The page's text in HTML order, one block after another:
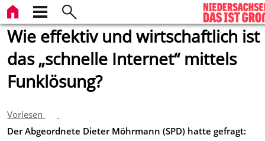
Wie effektiv und wirtschaftlich ist
das „schnelle Internet“ mittels
Funklösung?
Vorlesen
Der Abgeordnete Dieter Möhrmann (SPD) hatte gefragt: